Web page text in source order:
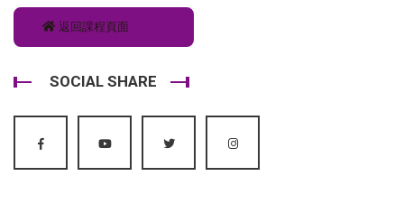
返回課程頁面
SOCIAL SHARE